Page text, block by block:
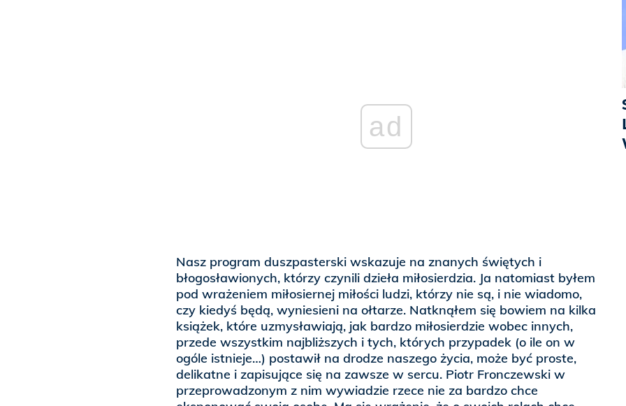
ad
Nasz program duszpasterski wskazuje na znanych świętych i
błogosławionych, którzy czynili dzieła miłosierdzia. Ja natomiast byłem
pod wrażeniem miłosiernej miłości ludzi, którzy nie są, i nie wiadomo,
czy kiedyś będą, wyniesieni na ołtarze. Natknąłem się bowiem na kilka
książek, które uzmysławiają, jak bardzo miłosierdzie wobec innych,
przede wszystkim najbliższych i tych, których przypadek (o ile on w
ogóle istnieje…) postawił na drodze naszego życia, może być proste,
delikatne i zapisujące się na zawsze w sercu. Piotr Fronczewski w
przeprowadzonym z nim wywiadzie rzece nie za bardzo chce